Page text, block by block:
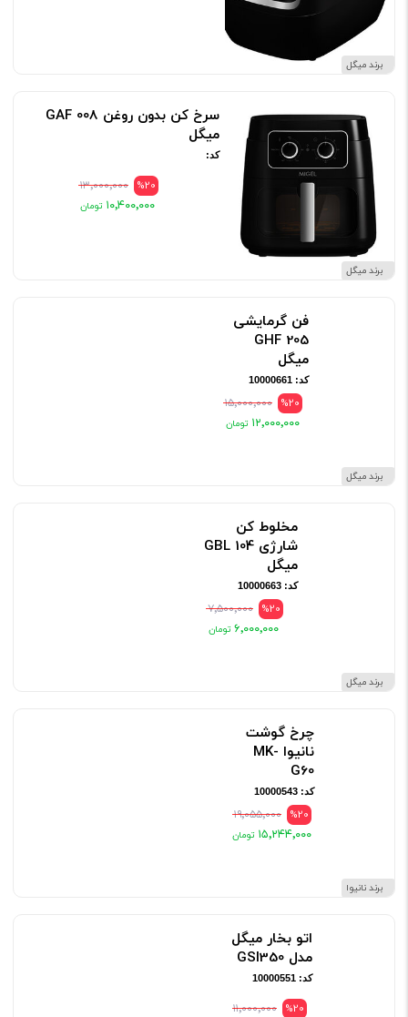
برند میگل
برند میگل
سرخ کن بدون روغن GAF 008
میگل
کد:
%20 ۱۳٬۰۰۰٬۰۰۰
۱۰٬۴۰۰٬۰۰۰
برند میگل
فن گرمایشی
GHF 205
میگل
کد: 10000661
%20 ۱۵٬۰۰۰٬۰۰۰
۱۲٬۰۰۰٬۰۰۰
برند میگل
مخلوط کن
شارژی GBL 104
میگل
کد: 10000663
%20 ۷٬۵۰۰٬۰۰۰
۶٬۰۰۰٬۰۰۰
برند نانیوا
چرخ گوشت
نانیوا MK-
G60
کد: 10000543
%20 ۱۹٬۰۵۵٬۰۰۰
۱۵٬۲۴۴٬۰۰۰
اتو بخار میگل
مدل GSI350
کد: 10000551
%20 ۱۱٬۰۰۰٬۰۰۰